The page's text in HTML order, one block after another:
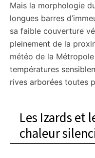
Mais la morphologie
longues barres
sa faible couverture
pleinement de la
météo de la
températures
rives arborées toutes
Les Izards et
chaleur